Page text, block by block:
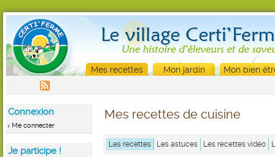
Mes recettes Mon jardin Mon bien
Connexion
Me connecter
Je participe !
Mes recettes de cuisine
Les recettes Les astuces Les recettes vidéo